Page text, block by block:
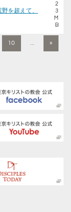
を超えて、
2
3
M
B
10 ... »